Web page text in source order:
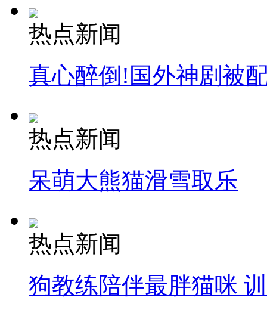
热点新闻
真心醉倒!国外神剧被
热点新闻
呆萌大熊猫滑雪取乐
热点新闻
狗教练陪伴最胖猫咪